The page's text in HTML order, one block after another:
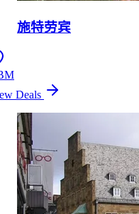
施特劳宾
Deals